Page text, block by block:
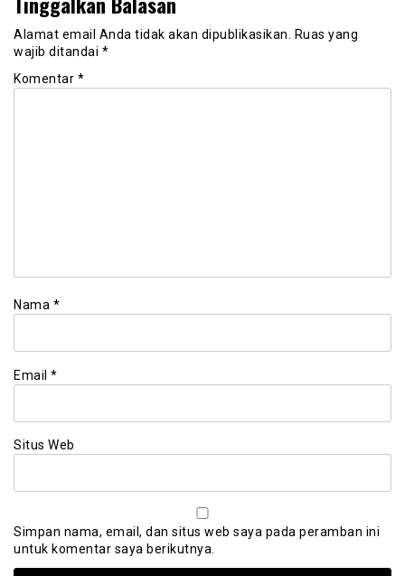
Alamat email Anda tidak akan dipublikasikan.
Ruas yang
wajib ditandai *
Komentar *
Nama *
Email *
Situs Web
Simpan nama, email, dan situs web saya pada peramban ini
untuk komentar saya berikutnya.